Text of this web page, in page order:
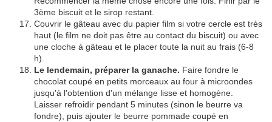
3ème biscuit et le sirop restant.
Couvrir le gâteau avec du papier film si votre cercle est très
haut (le film ne doit pas être au contact du biscuit) ou avec
une cloche à gâteau et le placer toute la nuit au frais (6-8
h).
Le lendemain, préparer la ganache. Faire fondre le
chocolat coupé en petits morceaux au four à microondes
jusqu'à l'obtention d'un mélange lisse et homogène.
Laisser refroidir pendant 5 minutes (sinon le beurre va
fondre), puis ajouter le beurre pommade coupé en